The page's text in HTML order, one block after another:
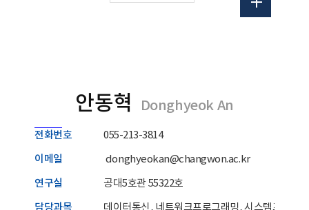
안동혁 Donghyeok An
전화번호 055-213-3814
이메일 donghyeokan@changwon.ac.kr
연구실 공대5호관 55322호
담당과목
데이터통신, 네트워크프로그래밍, 시스템프로그